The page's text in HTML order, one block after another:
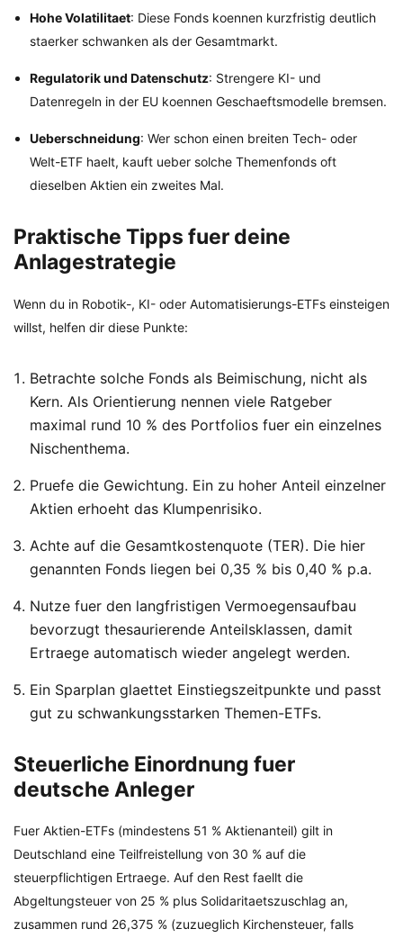
Hohe Volatilitaet: Diese Fonds koennen kurzfristig deutlich
staerker schwanken als der Gesamtmarkt.
Regulatorik und Datenschutz: Strengere KI- und
Datenregeln in der EU koennen Geschaeftsmodelle bremsen.
Ueberschneidung: Wer schon einen breiten Tech- oder
Welt-ETF haelt, kauft ueber solche Themenfonds oft
dieselben Aktien ein zweites Mal.
Praktische Tipps fuer deine
Anlagestrategie
Wenn du in Robotik-, KI- oder Automatisierungs-ETFs einsteigen
willst, helfen dir diese Punkte:
Betrachte solche Fonds als Beimischung, nicht als
Kern. Als Orientierung nennen viele Ratgeber
maximal rund 10 % des Portfolios fuer ein einzelnes
Nischenthema.
Pruefe die Gewichtung. Ein zu hoher Anteil einzelner
Aktien erhoeht das Klumpenrisiko.
Achte auf die Gesamtkostenquote (TER). Die hier
genannten Fonds liegen bei 0,35 % bis 0,40 % p.a.
Nutze fuer den langfristigen Vermoegensaufbau
bevorzugt thesaurierende Anteilsklassen, damit
Ertraege automatisch wieder angelegt werden.
Ein Sparplan glaettet Einstiegszeitpunkte und passt
gut zu schwankungsstarken Themen-ETFs.
Steuerliche Einordnung fuer
deutsche Anleger
Fuer Aktien-ETFs (mindestens 51 % Aktienanteil) gilt in
Deutschland eine Teilfreistellung von 30 % auf die
steuerpflichtigen Ertraege. Auf den Rest faellt die
Abgeltungsteuer von 25 % plus Solidaritaetszuschlag an,
zusammen rund 26,375 % (zuzueglich Kirchensteuer, falls